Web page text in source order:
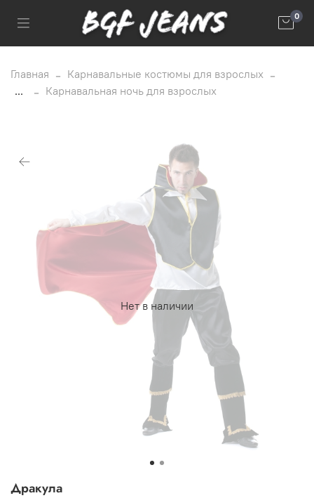
0
Главная
Карнавальные костюмы для взрослых
...
Карнавальная ночь для взрослых
Нет в наличии
Дракула